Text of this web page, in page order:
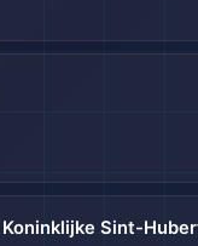
Sint-